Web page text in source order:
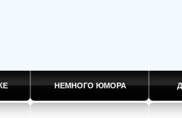
НЕМНОГО ЮМОРА